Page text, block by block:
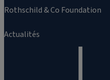
Rothschild & Co Foundation
Actualités